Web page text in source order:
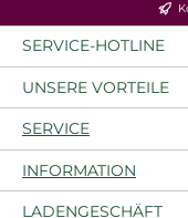
SERVICE-HOTLINE
UNSERE VORTEILE
SERVICE
INFORMATION
LADENGESCHÄFT